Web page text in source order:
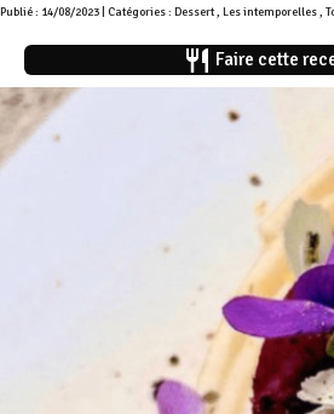
Publié : 14/08/2023 | Catégories : Dessert, Les intemporelles,
restaurant Faire cette